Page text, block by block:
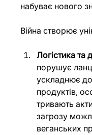
набуває нового
Війна створює
Логістика та
порушує
ускладнює
продуктів,
тривають
загрозу
веганських